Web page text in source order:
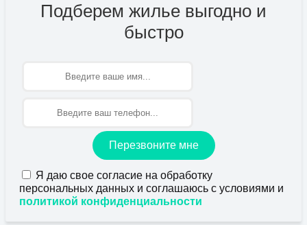
Подберем жилье выгодно и
быстро
Перезвоните мне
Я даю свое согласие на обработку
персональных данных и соглашаюсь с условиями и
политикой конфиденциальности